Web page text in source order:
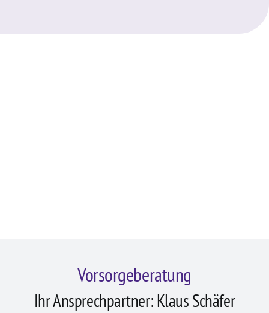
Vorsorgeberatung
Ihr Ansprechpartner: Klaus Schäfer